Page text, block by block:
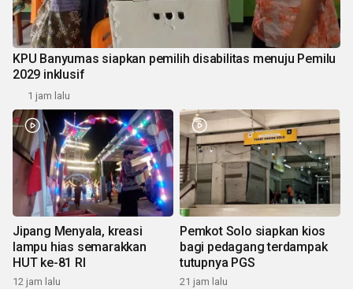
KPU Banyumas siapkan pemilih disabilitas menuju Pemilu
2029 inklusif
1 jam lalu
Jipang Menyala, kreasi
lampu hias semarakkan
HUT ke-81 RI
12 jam lalu
Pemkot Solo siapkan kios
bagi pedagang terdampak
tutupnya PGS
21 jam lalu